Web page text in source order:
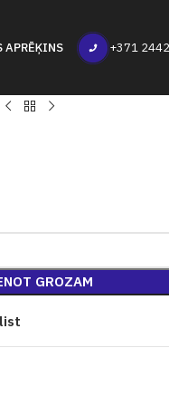
+371
GROZAM